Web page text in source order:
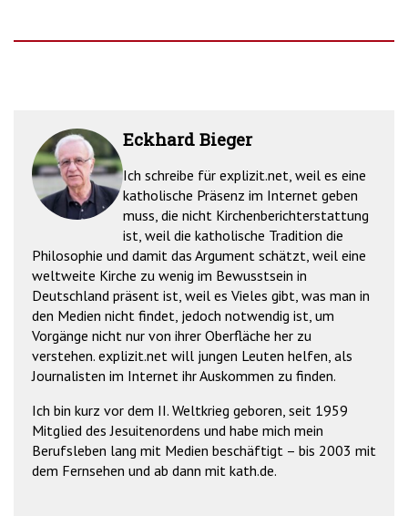
Eckhard Bieger
Ich schreibe für explizit.net, weil es eine
katholische Präsenz im Internet geben
muss, die nicht Kirchenberichterstattung
ist, weil die katholische Tradition die
Philosophie und damit das Argument schätzt, weil eine
weltweite Kirche zu wenig im Bewusstsein in
Deutschland präsent ist, weil es Vieles gibt, was man in
den Medien nicht findet, jedoch notwendig ist, um
Vorgänge nicht nur von ihrer Oberfläche her zu
verstehen. explizit.net will jungen Leuten helfen, als
Journalisten im Internet ihr Auskommen zu finden.
Ich bin kurz vor dem II. Weltkrieg geboren, seit 1959
Mitglied des Jesuitenordens und habe mich mein
Berufsleben lang mit Medien beschäftigt – bis 2003 mit
dem Fernsehen und ab dann mit kath.de.